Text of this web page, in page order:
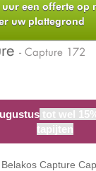
uur een offerte op
uw plattegrond
- Capture 172
tot wel
tapijten
Capture